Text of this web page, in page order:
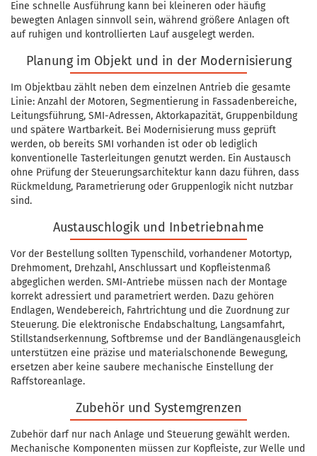
Eine schnelle Ausführung kann bei kleineren oder häufig
bewegten Anlagen sinnvoll sein, während größere Anlagen oft
auf ruhigen und kontrollierten Lauf ausgelegt werden.
Planung im Objekt und in der Modernisierung
Im Objektbau zählt neben dem einzelnen Antrieb die gesamte
Linie: Anzahl der Motoren, Segmentierung in Fassadenbereiche,
Leitungsführung, SMI-Adressen, Aktorkapazität, Gruppenbildung
und spätere Wartbarkeit. Bei Modernisierung muss geprüft
werden, ob bereits SMI vorhanden ist oder ob lediglich
konventionelle Tasterleitungen genutzt werden. Ein Austausch
ohne Prüfung der Steuerungsarchitektur kann dazu führen, dass
Rückmeldung, Parametrierung oder Gruppenlogik nicht nutzbar
sind.
Austauschlogik und Inbetriebnahme
Vor der Bestellung sollten Typenschild, vorhandener Motortyp,
Drehmoment, Drehzahl, Anschlussart und Kopfleistenmaß
abgeglichen werden. SMI-Antriebe müssen nach der Montage
korrekt adressiert und parametriert werden. Dazu gehören
Endlagen, Wendebereich, Fahrtrichtung und die Zuordnung zur
Steuerung. Die elektronische Endabschaltung, Langsamfahrt,
Stillstandserkennung, Softbremse und der Bandlängenausgleich
unterstützen eine präzise und materialschonende Bewegung,
ersetzen aber keine saubere mechanische Einstellung der
Raffstoreanlage.
Zubehör und Systemgrenzen
Zubehör darf nur nach Anlage und Steuerung gewählt werden.
Mechanische Komponenten müssen zur Kopfleiste, zur Welle und